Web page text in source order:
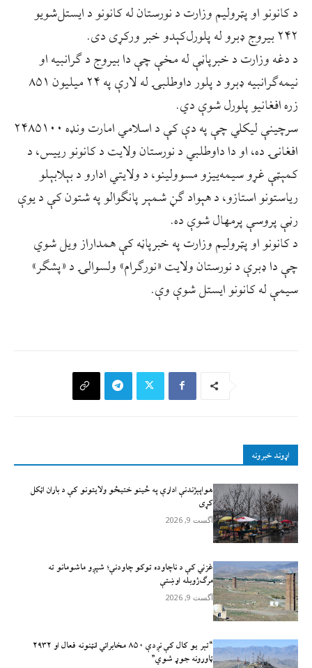
د کانونو او پټرولیم وزارت د نورستان له کانونو د ایستل‌شویو
۲۴۲ بیروج ډبرو له پلورل‌کېدو خبر ورکړی دی.
د دغه وزارت د خبرپاڼې له مخې چې دا بیروج د ګرانبیه او
نیمه‌ګرانبیه ډبرو د پلور داوطلبۍ له لارې په ۲۴ میلیون ۸۵۱
زره افغانیو پلورل شوې دي.
سرچینې لیکلي چې په دې کې د اسلامي امارت ونډه ۲۴۸۵۱۰۰
افغانۍ ده، او دا داوطلبي د نورستان ولایت د کانونو رییس، د
کمېټې غړو سیمه‌ییزو مسوولینو، د ولایتي ادارو د بېلابېلو
ریاستونو استازو، د هېواد ګڼ شمېر پانګوالو په شتون کې د یوې
رڼې پروسې پرمهال شوې ده.
د کانونو او پټرولیم وزارت په خبرپاڼه کې همداراز ویل شوي
چې دا ډبرې د نورستان ولایت «نورګرام» ولسوالۍ د «پشګر»
سیمې له کانونو ایستل شوې وې.
اړوند خبرونه
هواپېژندنې ادارې په ځینو ختیځو ولایتونو کې د باران اټکل
کړی
آگست 9, 2026
غزني کې د ناچاوده توکو چاودنې؛ شپږو ماشومانو ته
مرګ‌ژوبله اوښتې
آگست 9, 2026
“تېر يو کال کې نږدې ۸۵۰ مخابراتي انټنونه فعال او ۲۹۳۲
ټاورونه جوړ شوي”